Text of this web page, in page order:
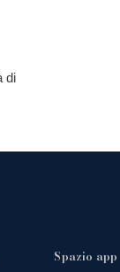
di
Spazio app